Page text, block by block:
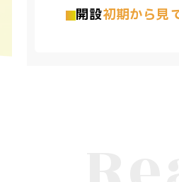
開設初期から見